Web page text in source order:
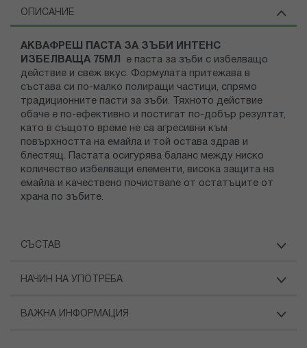
ОПИСАНИЕ
АКВАФРЕШ ПАСТА ЗА ЗЪБИ ИНТЕНС
ИЗБЕЛВАЩА 75МЛ
е паста за зъби с избелващо
действие и свеж вкус. Формулата притежава в
състава си по-малко полиращи частици, спрямо
традиционните пасти за зъби. Тяхното действие
обаче е по-ефективно и постигат по-добър резултат,
като в същото време не са агресивни към
повърхността на емайла и той остава здрав и
блестящ. Пастата осигурява баланс между ниско
количество избелващи елементи, висока защита на
емайла и качествено почистваnе от остатъците от
храна по зъбите.
СЪСТАВ
НАЧИН НА УПОТРЕБА
ВАЖНА ИНФОРМАЦИЯ